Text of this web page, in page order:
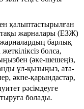
қалыптастырылған
жарналары (ЕЗЖ)
барлық
болса,
(әке-шешеңіз,
ұл-қызыңыз, ата-
әкпе-қарындастар,
рәсімдеуге
болады.